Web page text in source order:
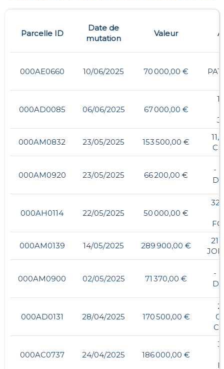
Parcelle ID
Date de
mutation
Valeur
000AE0660 10/06/2025 70 000,00 €
000AD0085 06/06/2025 67 000,00 €
000AM0832 23/05/2025 153 500,00 €
11,
000AM0920 23/05/2025 66 200,00 €
- ,
000AH0114 22/05/2025 50 000,00 €
32,
000AM0139 14/05/2025 289 900,00 €
21,
000AM0900 02/05/2025 71 370,00 €
- ,
000AD0131 28/04/2025 170 500,00 €
000AC0737 24/04/2025 186 000,00 €